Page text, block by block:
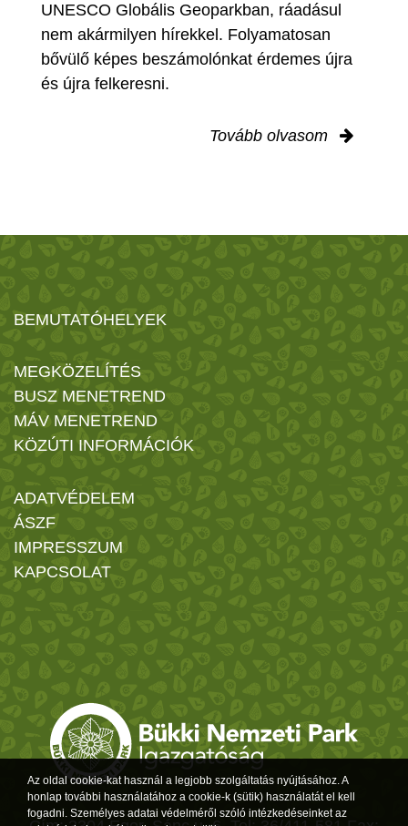
UNESCO Globális Geoparkban, ráadásul
nem akármilyen hírekkel. Folyamatosan
bővülő képes beszámolónkat érdemes újra
és újra felkeresni.
Tovább olvasom
BEMUTATÓHELYEK
MEGKÖZELÍTÉS
BUSZ MENETREND
MÁV MENETREND
KÖZÚTI INFORMÁCIÓK
ADATVÉDELEM
ÁSZF
IMPRESSZUM
KAPCSOLAT
Az oldal cookie-kat használ a legjobb szolgáltatás nyújtásához. A
honlap további használatához a cookie-k (sütik) használatát el kell
fogadni. Személyes adatai védelméről szóló intézkedéseinket az